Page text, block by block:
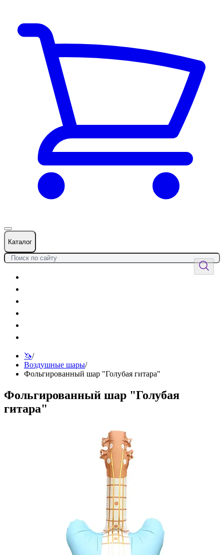
Каталог
🦄/
Воздушные шары/
Фольгированный шар "Голубая гитара"
Фольгированный шар "Голубая
гитара"